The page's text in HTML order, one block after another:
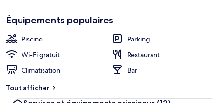
Équipements populaires
Piscine
Parking
Wi-Fi gratuit
Restaurant
Climatisation
Bar
Tout afficher